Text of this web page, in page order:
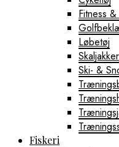
Fitness
Løbetøj
Skaljakker
Ski- &
Fiskeri